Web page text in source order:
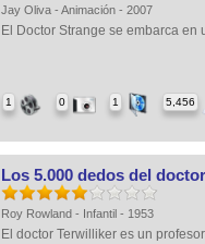
Jay Oliva - Animación - 2007
El Doctor Strange se embarca en
1 0 1 5,456
Los 5.000 dedos del
Roy Rowland - Infantil - 1953
El doctor Terwilliker es un